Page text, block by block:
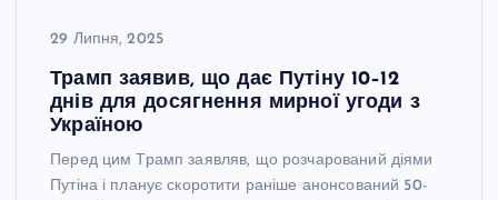
29 Липня, 2025
Трамп заявив, що дає Путіну 10–12
днів для досягнення мирної угоди з
Україною
Перед цим Трамп заявляв, що розчарований діями
Путіна і планує скоротити раніше анонсований 50-